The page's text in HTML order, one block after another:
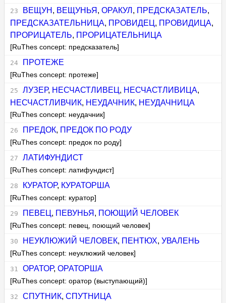
ВЕЩУН , ВЕЩУНЬЯ , ОРАКУЛ , ПРЕДСКАЗАТЕЛЬ,
ПРЕДСКАЗАТЕЛЬНИЦА, ПРОВИДЕЦ, ПРОВИДИЦА,
ПРОРИЦАТЕЛЬ, ПРОРИЦАТЕЛЬНИЦА
[RuThes concept: предсказатель]
ПРОТЕЖЕ
[RuThes concept: протеже]
ЛУЗЕР, НЕСЧАСТЛИВЕЦ , НЕСЧАСТЛИВИЦА,
НЕСЧАСТЛИВЧИК, НЕУДАЧНИК, НЕУДАЧНИЦА
[RuThes concept: неудачник]
ПРЕДОК, ПРЕДОК ПО РОДУ
[RuThes concept: предок по роду]
ЛАТИФУНДИСТ
[RuThes concept: латифундист]
КУРАТОР, КУРАТОРША
[RuThes concept: куратор]
ПЕВЕЦ , ПЕВУНЬЯ , ПОЮЩИЙ ЧЕЛОВЕК
[RuThes concept: певец, поющий человек]
НЕУКЛЮЖИЙ ЧЕЛОВЕК, ПЕНТЮХ, УВАЛЕНЬ
[RuThes concept: неуклюжий человек]
ОРАТОР, ОРАТОРША
[RuThes concept: оратор (выступающий)]
СПУТНИК, СПУТНИЦА